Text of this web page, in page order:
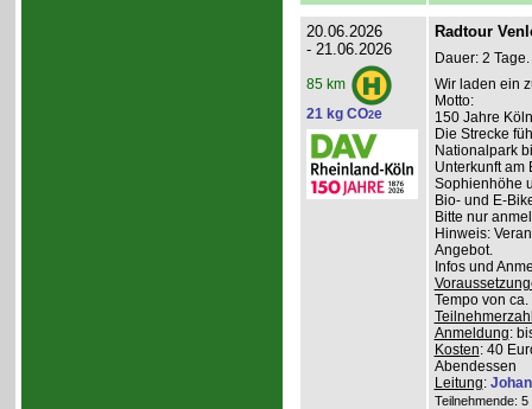
20.06.2026
- 21.06.2026
85 km
21 kg CO2e
Radtour
Dauer: 2 Tage.
Wir laden ein
Motto:
150 Jahre
Die Strecke
Nationalpark
Unterkunft am
Sophienhöhe
Bio- und E-
Bitte nur
Hinweis:
Angebot.
Infos und
Tempo von
Anmeldung:
Kosten: 40
Abendessen
Leitung:
Teilnehmende: